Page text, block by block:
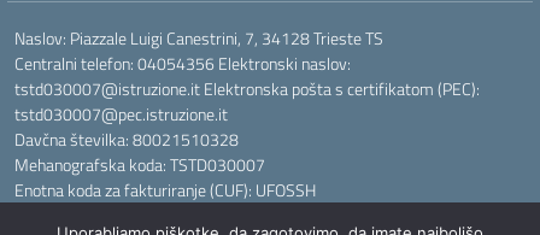
Naslov: Piazzale Luigi Canestrini, 7, 34128 Trieste TS
Centralni telefon: 04054356 Elektronski naslov:
tstd030007@istruzione.it Elektronska pošta s certifikatom (PEC):
tstd030007@pec.istruzione.it
Davčna številka: 80021510328
Mehanografska koda: TSTD030007
Enotna koda za fakturiranje (CUF): UFOSSH